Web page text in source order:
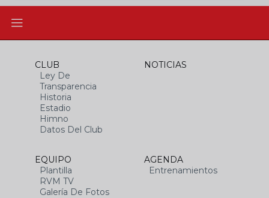
CLUB
Ley De
Transparencia
Historia
Estadio
Himno
Datos Del Club
NOTICIAS
EQUIPO
Plantilla
RVM TV
Galería De Fotos
AGENDA
Entrenamientos